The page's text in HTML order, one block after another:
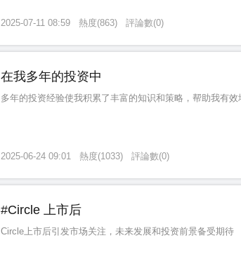
2025-07-11 08:59 熱度(863) 評論數(0)
在我多年的投资中
多年的投资经验使我积累了丰富的知识和策略，帮助我有
2025-06-24 09:01 熱度(1033) 評論數(0)
#Circle 上市后
Circle上市后引发市场关注，未来发展和投资前景备受期待